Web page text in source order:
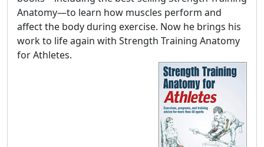
Anatomy—to learn how muscles perform and
affect the body during exercise. Now he brings his
work to life again with Strength Training Anatomy
for Athletes.